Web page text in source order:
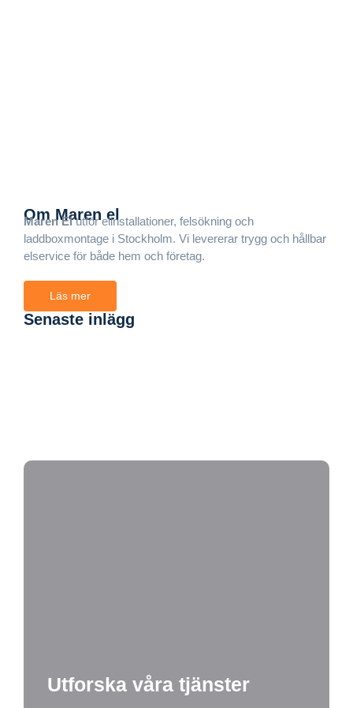
Om Maren el
Maren Elutför elinstallationer, felsökning och
laddboxmontage i Stockholm. Vi levererar trygg och hållbar
elservice för både hem och företag.
Läs mer
Senaste inlägg
Utforska våra tjänster